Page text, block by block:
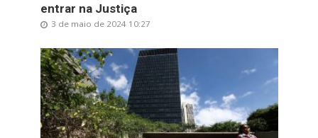
entrar na Justiça
3 de maio de 2024 10:27